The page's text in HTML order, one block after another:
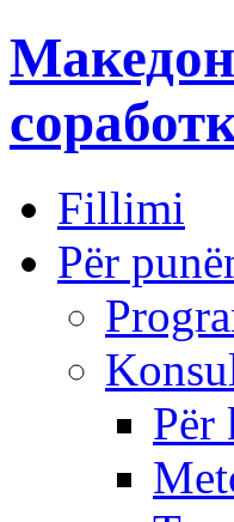
Fillimi
Për
Për